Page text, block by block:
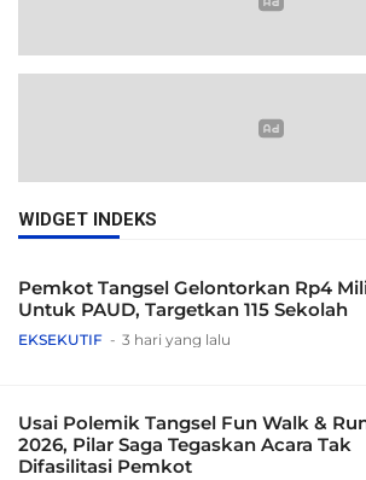
WIDGET INDEKS
Pemkot Tangsel Gelontorkan Rp4
Untuk PAUD, Targetkan 115 Sekolah
EKSEKUTIF 3 hari yang lalu
Usai Polemik Tangsel Fun Walk &
2026, Pilar Saga Tegaskan Acara Tak
Difasilitasi Pemkot